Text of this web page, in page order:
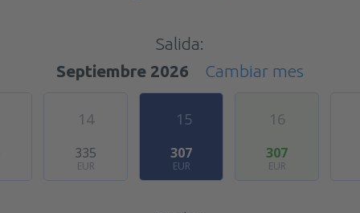
Salida:
Septiembre 2026
Cambiar mes
14
335
EUR
15
307
EUR
16
307
EUR